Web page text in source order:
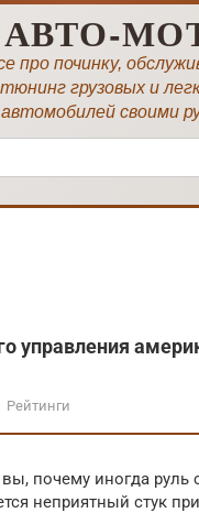
АВТО-
про починку,
тюнинг грузовых и
автомобилей своими
управления
Рейтинги
почему иногда руль
неприятный стук